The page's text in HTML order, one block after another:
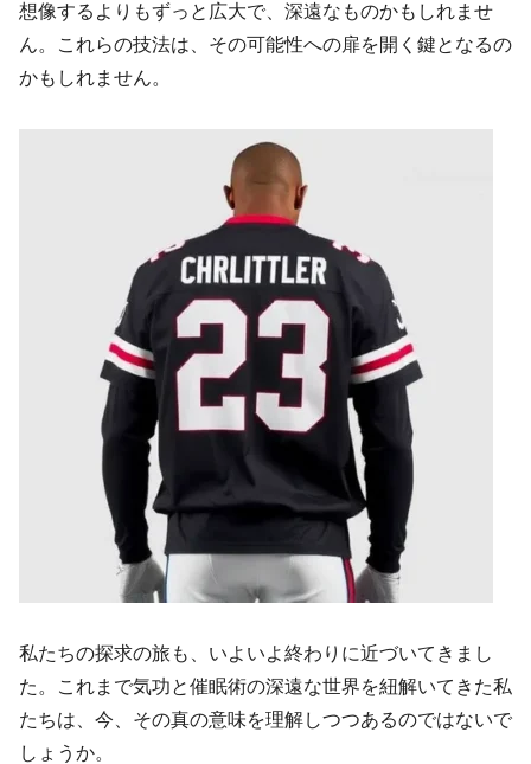
想像するよりもずっと広大で、深遠なものかもしれませ
ん。これらの技法は、その可能性への扉を開く鍵となるの
かもしれません。
私たちの探求の旅も、いよいよ終わりに近づいてきまし
た。これまで気功と催眠術の深遠な世界を紐解いてきた私
たちは、今、その真の意味を理解しつつあるのではないで
しょうか。